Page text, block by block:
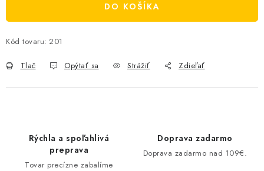
Vrátenie tovaru, výmena a reklamácie
DO KOŠÍKA
Kód tovaru: 201
Tlač Opýtať sa Strážiť Zdieľať
Rýchla a spoľahlivá
preprava
Tovar precízne zabalíme
Doprava zadarmo
Doprava zadarmo nad 109€.